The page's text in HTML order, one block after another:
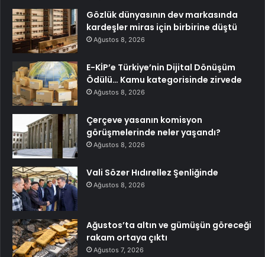
Gözlük dünyasının dev markasında
kardeşler miras için birbirine düştü
Ağustos 8, 2026
E-KİP’e Türkiye’nin Dijital Dönüşüm
Ödülü… Kamu kategorisinde zirvede
Ağustos 8, 2026
Çerçeve yasanın komisyon
görüşmelerinde neler yaşandı?
Ağustos 8, 2026
Vali Sözer Hıdırellez Şenliğinde
Ağustos 8, 2026
Ağustos’ta altın ve gümüşün göreceği
rakam ortaya çıktı
Ağustos 7, 2026